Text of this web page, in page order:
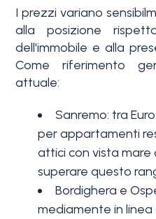
I prezzi variano
alla posizione
dell'immobile e alla
Come riferimento
attuale:
Sanremo: tra
per appartamenti
attici con vista mare
superare questo
Bordighera e
mediamente in
-
multiscelta
Giardino
Balcone/Terrazzo
Ascensore